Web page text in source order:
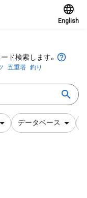
English
ド検索します。
五重塔 釣り
データベース